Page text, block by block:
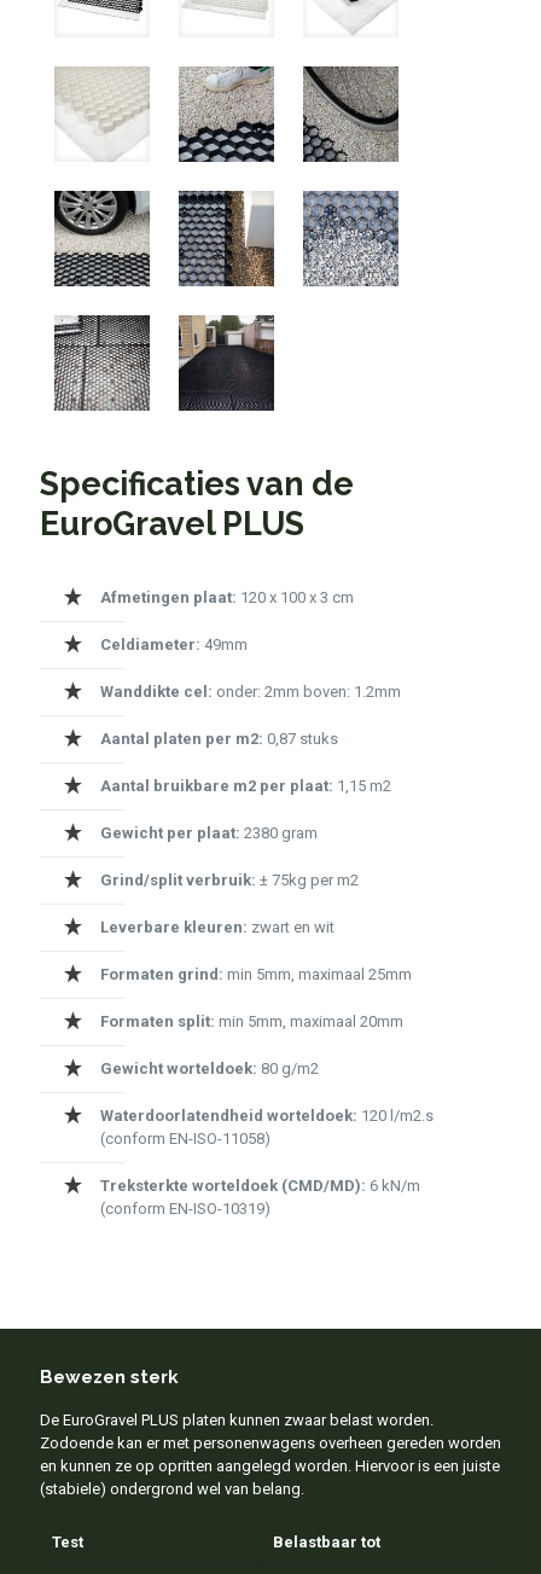
Specificaties van de
EuroGravel PLUS
Afmetingen plaat: 120 x 100 x 3 cm
Celdiameter: 49mm
Wanddikte cel: onder: 2mm boven: 1.2mm
Aantal platen per m2: 0,87 stuks
Aantal bruikbare m2 per plaat: 1,15 m2
Gewicht per plaat: 2380 gram
Grind/split verbruik: ± 75kg per m2
Leverbare kleuren: zwart en wit
Formaten grind: min 5mm, maximaal 25mm
Formaten split: min 5mm, maximaal 20mm
Gewicht worteldoek: 80 g/m2
Waterdoorlatendheid worteldoek: 120 l/m2.s
(conform EN-ISO-11058)
Treksterkte worteldoek (CMD/MD): 6 kN/m
(conform EN-ISO-10319)
Bewezen sterk
De EuroGravel PLUS platen kunnen zwaar belast worden.
Zodoende kan er met personenwagens overheen gereden worden
en kunnen ze op opritten aangelegd worden. Hiervoor is een juiste
(stabiele) ondergrond wel van belang.
Test Belastbaar tot